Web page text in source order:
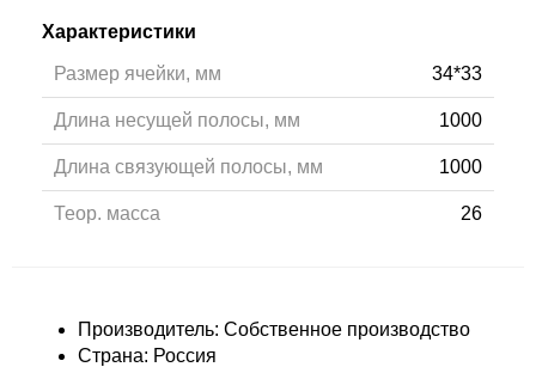
Характеристики
Размер ячейки, мм 34*33
Длина несущей полосы, мм 1000
Длина связующей полосы, мм 1000
Теор. масса 26
Производитель: Собственное производство
Страна: Россия